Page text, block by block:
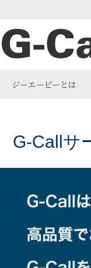
ジーエーピーとは
G-Callサ